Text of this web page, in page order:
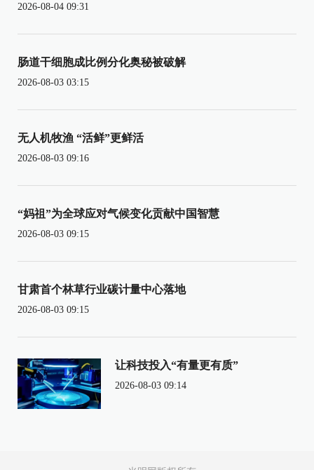
2026-08-04 09:31
肠道干细胞成比例分化奥秘被破解
2026-08-03 03:15
无人机牧渔 “活鲜”更鲜活
2026-08-03 09:16
“妈祖”为全球应对气候变化贡献中国智慧
2026-08-03 09:15
甘肃首个林草行业碳计量中心落地
2026-08-03 09:15
让科技投入“有量更有质”
2026-08-03 09:14